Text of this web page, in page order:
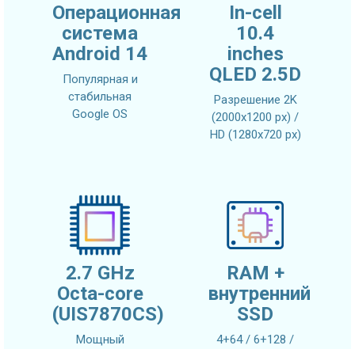
Операционная
система
Android 14
Популярная и
стабильная
Google OS
In-cell
10.4
inches
QLED 2.5D
Разрешение 2K
(2000x1200 px) /
HD (1280x720 px)
2.7 GHz
Octa-core
(UIS7870CS)
Мощный
RAM +
внутренний
SSD
4+64 / 6+128 /